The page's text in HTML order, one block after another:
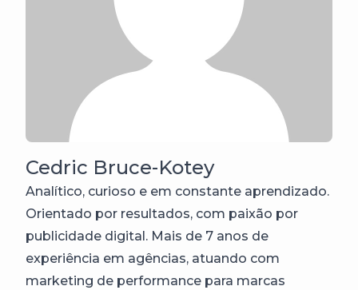
Cedric Bruce-Kotey
Analítico, curioso e em constante aprendizado.
Orientado por resultados, com paixão por
publicidade digital. Mais de 7 anos de
experiência em agências, atuando com
marketing de performance para marcas